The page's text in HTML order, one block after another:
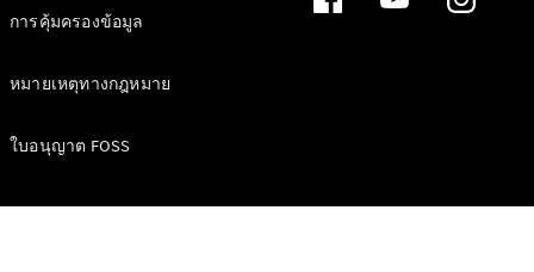
การคุ้มครองข้อมูล
หมายเหตุทางกฎหมาย
ใบอนุญาต FOSS